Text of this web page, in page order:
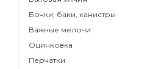
Бочки, баки, канистры
Важные мелочи
Оцинковка
Перчатки